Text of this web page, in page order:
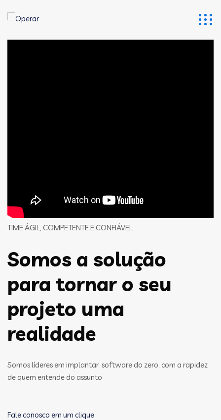
TIME ÁGIL, COMPETENTE E CONFIÁVEL
Somos a solução
para tornar o seu
projeto uma
realidade
Somos líderes em implantar software do zero, com a rapidez
de quem entende do assunto
Fale conosco em um clique